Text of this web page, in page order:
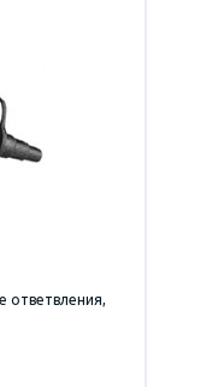
ответвления,